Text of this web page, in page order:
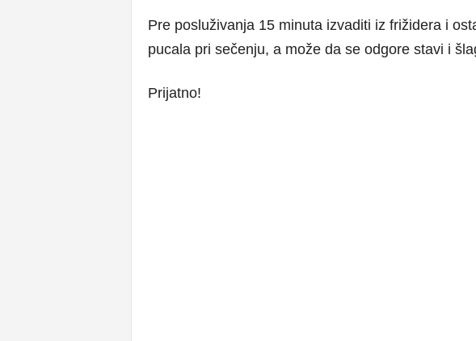
Pre posluživanja 15 minuta izvaditi iz frižidera i
pucala pri sečenju, a može da se odgore stavi i
Prijatno!